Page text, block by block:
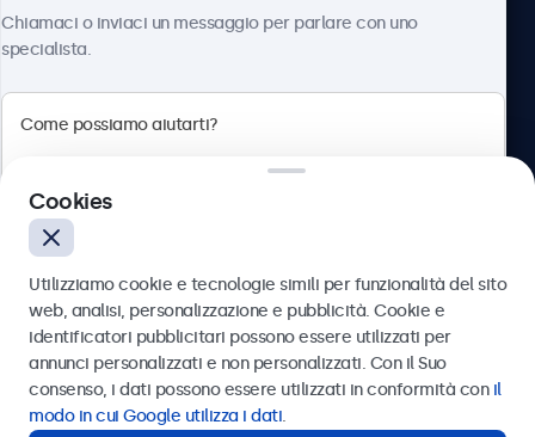
Italiano
Chiamaci o inviaci un messaggio per parlare con uno
specialista.
Inviare
Oppure chiamaci al
Cookies
Utilizziamo cookie e tecnologie simili per funzionalità del sito
web, analisi, personalizzazione e pubblicità. Cookie e
identificatori pubblicitari possono essere utilizzati per
annunci personalizzati e non personalizzati. Con il Suo
consenso, i dati possono essere utilizzati in conformità con il
modo in cui Google utilizza i dati.